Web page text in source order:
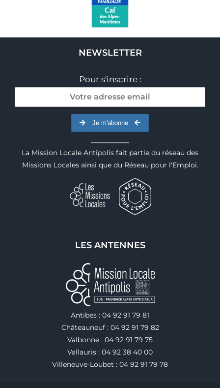
NEWSLETTER
Pour s'inscrire :
Je m'abonne
La Mission Locale Antipolis fait partie du réseau des
Missions Locales ainsi que du Réseau pour l'Emploi.
LES ANTENNES
Antibes : 04 92 91 79 81
Châteauneuf : 04 92 91 79 82
Valbonne : 04 92 91 79 75
Vallauris : 04 92 38 40 00
Villeneuve-Loubet : 04 92 91 79 78